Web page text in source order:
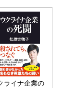
ライナ企業の